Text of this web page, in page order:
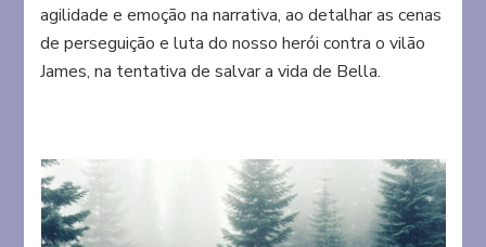
agilidade e emoção na narrativa, ao detalhar as cenas
de perseguição e luta do nosso herói contra o vilão
James, na tentativa de salvar a vida de Bella.